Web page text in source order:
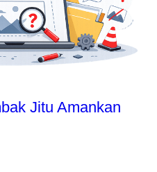
Jitu Amankan